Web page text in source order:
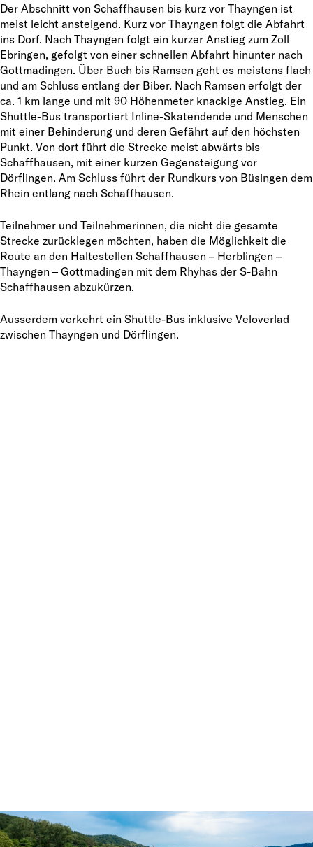
Der Abschnitt von Schaffhausen bis kurz vor Thayngen ist
meist leicht ansteigend. Kurz vor Thayngen folgt die Abfahrt
ins Dorf. Nach Thayngen folgt ein kurzer Anstieg zum Zoll
Ebringen, gefolgt von einer schnellen Abfahrt hinunter nach
Gottmadingen. Über Buch bis Ramsen geht es meistens flach
und am Schluss entlang der Biber. Nach Ramsen erfolgt der
ca. 1 km lange und mit 90 Höhenmeter knackige Anstieg. Ein
Shuttle-Bus transportiert Inline-Skatendende und Menschen
mit einer Behinderung und deren Gefährt auf den höchsten
Punkt. Von dort führt die Strecke meist abwärts bis
Schaffhausen, mit einer kurzen Gegensteigung vor
Dörflingen. Am Schluss führt der Rundkurs von Büsingen dem
Rhein entlang nach Schaffhausen.
Teilnehmer und Teilnehmerinnen, die nicht die gesamte
Strecke zurücklegen möchten, haben die Möglichkeit die
Route an den Haltestellen Schaffhausen – Herblingen –
Thayngen – Gottmadingen mit dem Rhyhas der S-Bahn
Schaffhausen abzukürzen.
Ausserdem verkehrt ein Shuttle-Bus inklusive Veloverlad
zwischen Thayngen und Dörflingen.